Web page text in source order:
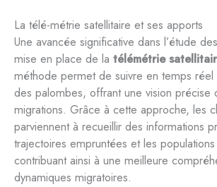
La télé-métrie satellitaire et ses apports
Une avancée significative dans l’étude
mise en place de la télémétrie
méthode permet de suivre en temps
des palombes, offrant une vision précise
migrations. Grâce à cette approche, les
parviennent à recueillir des informations
trajectoires empruntées et les
contribuant ainsi à une meilleure
dynamiques migratoires.